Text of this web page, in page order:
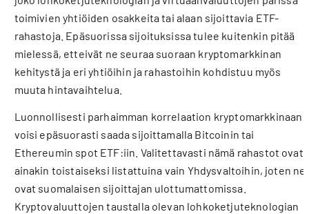
toimivien yhtiöiden osakkeita tai alaan sijoittavia ETF-
rahastoja. Epäsuorissa sijoituksissa tulee kuitenkin pitää
mielessä, etteivät ne seuraa suoraan kryptomarkkinan
kehitystä ja eri yhtiöihin ja rahastoihin kohdistuu myös
muuta hintavaihtelua.
Luonnollisesti parhaimman korrelaation kryptomarkkinaan
voisi epäsuorasti saada sijoittamalla Bitcoinin tai
Ethereumin spot ETF:iin. Valitettavasti nämä rahastot ovat
ainakin toistaiseksi listattuina vain Yhdysvaltoihin, joten ne
ovat suomalaisen sijoittajan ulottumattomissa.
Kryptovaluuttojen taustalla olevan lohkoketjuteknologian